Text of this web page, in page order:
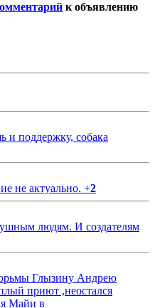
к объявлению
и поддержку, собака
не актуально. +2
людям. И создателям
Глызину Андрею
приют ,неостался
Майи в